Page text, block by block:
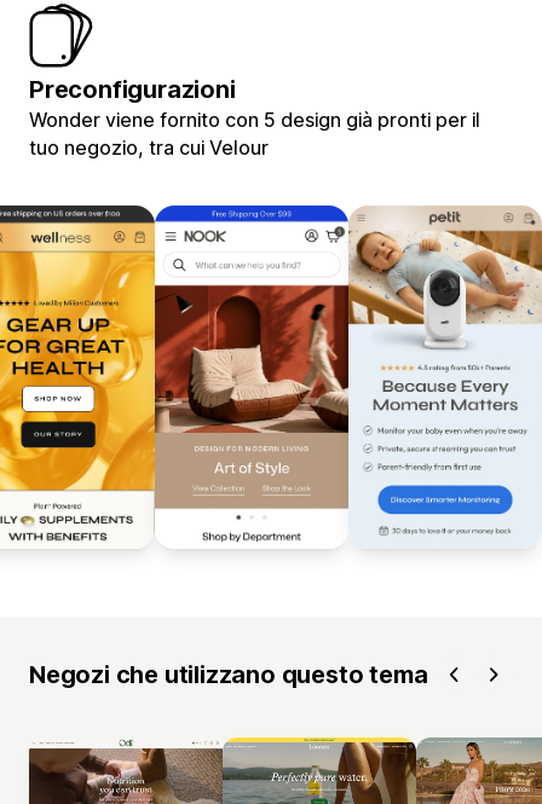
Preconfigurazioni
Wonder viene fornito con 5 design già pronti per il
tuo negozio, tra cui Velour
Negozi che utilizzano questo tema